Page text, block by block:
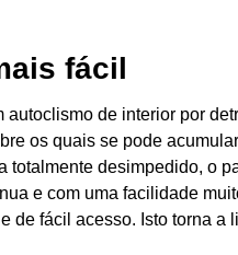
fácil
autoclismo de interior por
os quais se pode
totalmente desimpedido, o
e com uma facilidade
de fácil acesso. Isto torna a